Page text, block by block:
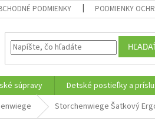
PODMIENKY PODMIENKY
súpravy Detské postieľky a
Storchenwiege Šatkový